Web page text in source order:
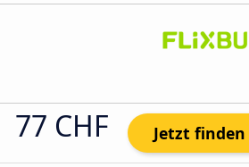
77 CHF Jetzt finden